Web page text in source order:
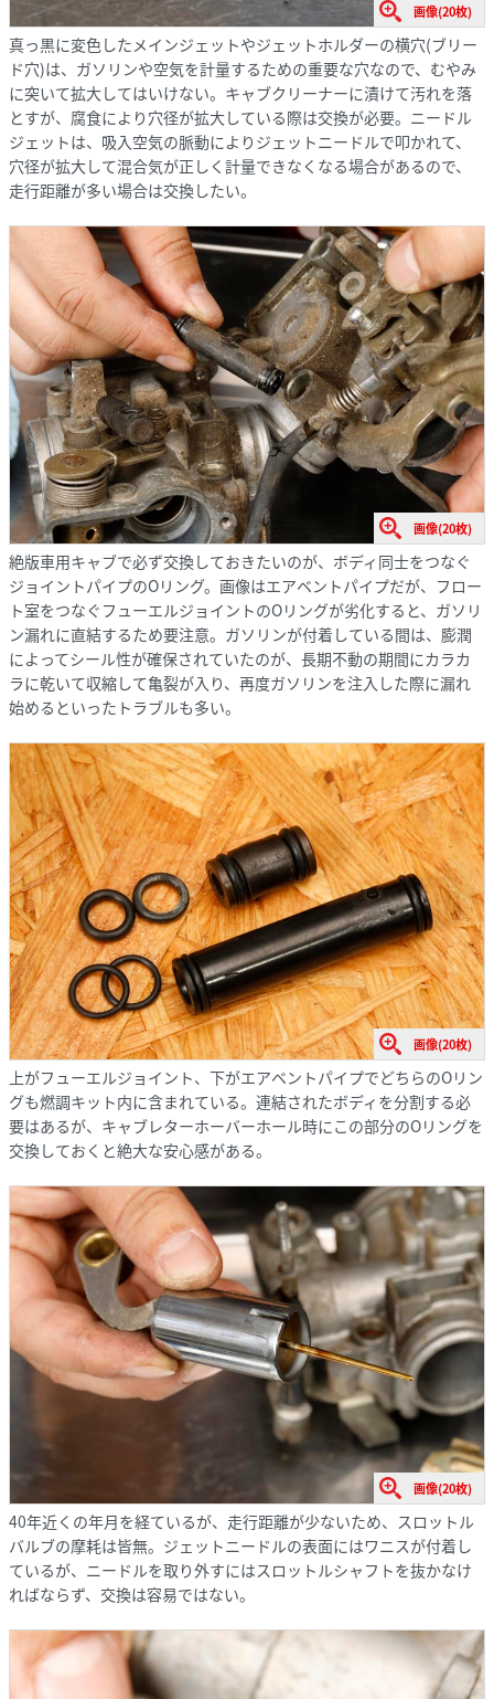
画像(20枚)
真っ黒に変色したメインジェットやジェットホルダーの横穴(ブリー
ド穴)は、ガソリンや空気を計量するための重要な穴なので、むやみ
に突いて拡大してはいけない。キャブクリーナーに漬けて汚れを落
とすが、腐食により穴径が拡大している際は交換が必要。ニードル
ジェットは、吸入空気の脈動によりジェットニードルで叩かれて、
穴径が拡大して混合気が正しく計量できなくなる場合があるので、
走行距離が多い場合は交換したい。
画像(20枚)
絶版車用キャブで必ず交換しておきたいのが、ボディ同士をつなぐ
ジョイントパイプのOリング。画像はエアベントパイプだが、フロー
ト室をつなぐフューエルジョイントのOリングが劣化すると、ガソリ
ン漏れに直結するため要注意。ガソリンが付着している間は、膨潤
によってシール性が確保されていたのが、長期不動の期間にカラカ
ラに乾いて収縮して亀裂が入り、再度ガソリンを注入した際に漏れ
始めるといったトラブルも多い。
画像(20枚)
上がフューエルジョイント、下がエアベントパイプでどちらのOリン
グも燃調キット内に含まれている。連結されたボディを分割する必
要はあるが、キャブレターホーバーホール時にこの部分のOリングを
交換しておくと絶大な安心感がある。
画像(20枚)
40年近くの年月を経ているが、走行距離が少ないため、スロットル
バルブの摩耗は皆無。ジェットニードルの表面にはワニスが付着し
ているが、ニードルを取り外すにはスロットルシャフトを抜かなけ
ればならず、交換は容易ではない。